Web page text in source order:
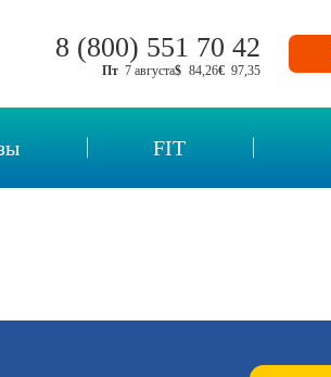
8 (800) 551 70 42
Пт 7 августа$ 84,26€ 97,35
FIT